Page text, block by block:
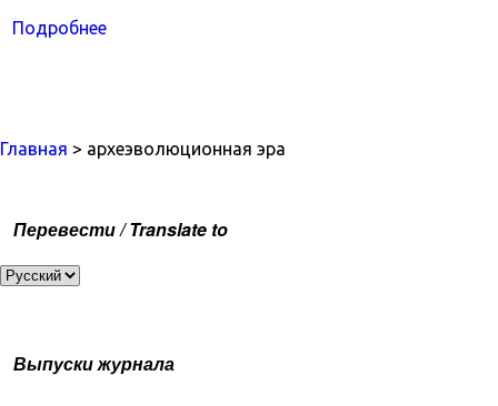
Подробнее
Главная > археэволюционная эра
Перевести / Translate to
Выпуски журнала